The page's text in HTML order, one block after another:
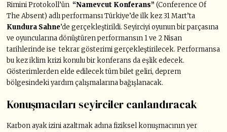
Rimini Protokoll’ün“Namevcut Konferans” (Conference Of
The Absent) adlı performansı Türkiye’de ilk kez 31 Mart’ta
Kundura Sahne’de gerçekleştirildi. Seyirciyi oyunun bir parçasına
ve oyuncularına dönüştüren performansın 1 ve 2 Nisan
tarihlerinde ise tekrar gösterimi gerçekleştirilecek. Performansa
bu kez iklim krizi konulu bir konferans da eşlik edecek.
Gösterimlerden elde edilecek tüm bilet geliri, deprem
bölgesindeki yardım çalışmalarına bağışlanacak.
Konuşmacıları seyirciler canlandıracak
Karbon ayak izini azaltmak adına fiziksel konuşmacının yer